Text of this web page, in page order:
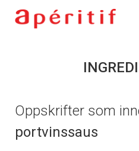
Oppskrifter som
portvinssaus